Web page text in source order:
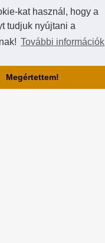
kat használ, hogy a
tudjuk nyújtani a
További információk
Megértettem!